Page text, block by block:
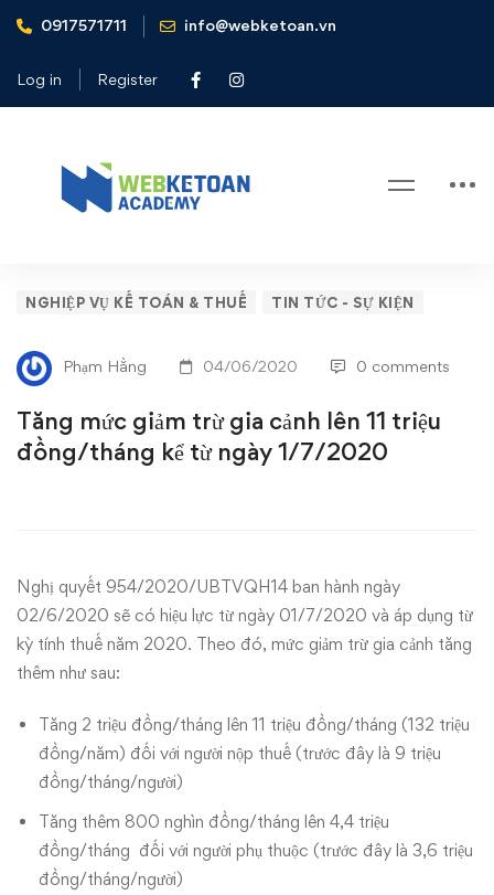
0917571711 info@webketoan.vn
Log in Register
Home
Nghiệp vụ Kế toán & Thuế
ngày 1/7/2020
Tăng
mức
giảm
trừ
lên
11
đồng/tháng
kể
từ
NGHIỆP VỤ KẾ TOÁN & THUẾ TIN TỨC - SỰ KIỆN
Phạm Hằng 04/06/2020 0 comments
Tăng mức giảm trừ gia cảnh lên 11 triệu
đồng/tháng kể từ ngày 1/7/2020
Nghị quyết 954/2020/UBTVQH14 ban hành ngày
02/6/2020 sẽ có hiệu lực từ ngày 01/7/2020 và áp dụng từ
kỳ tính thuế năm 2020. Theo đó, mức giảm trừ gia cảnh tăng
thêm như sau:
Tăng 2 triệu đồng/tháng lên 11 triệu đồng/tháng (132 triệu
đồng/năm) đối với người nộp thuế (trước đây là 9 triệu
đồng/tháng/người)
Tăng thêm 800 nghìn đồng/tháng lên 4,4 triệu
đồng/tháng đối với người phụ thuộc (trước đây là 3,6 triệu
đồng/tháng/người)